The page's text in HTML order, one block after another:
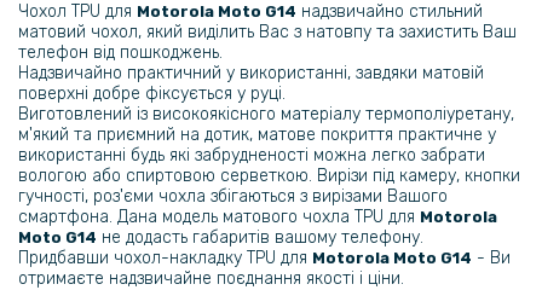
Чохол TPU для Motorola Moto G14 надзвичайно стильний
матовий чохол, який виділить Вас з натовпу та захистить Ваш
телефон від пошкоджень.
Надзвичайно практичний у використанні, завдяки матовій
поверхні добре фіксується у руці.
Виготовлений із високоякісного матеріалу термополіуретану,
м'який та приємний на дотик, матове покриття практичне у
використанні будь які забрудненості можна легко забрати
вологою або спиртовою серветкою. Вирізи під камеру, кнопки
гучності, роз'єми чохла збігаються з вирізами Вашого
смартфона. Дана модель матового чохла TPU для Motorola
Moto G14 не додасть габаритів вашому телефону.
Придбавши чохол-накладку TPU для Motorola Moto G14 - Ви
отримаєте надзвичайне поєднання якості і ціни.